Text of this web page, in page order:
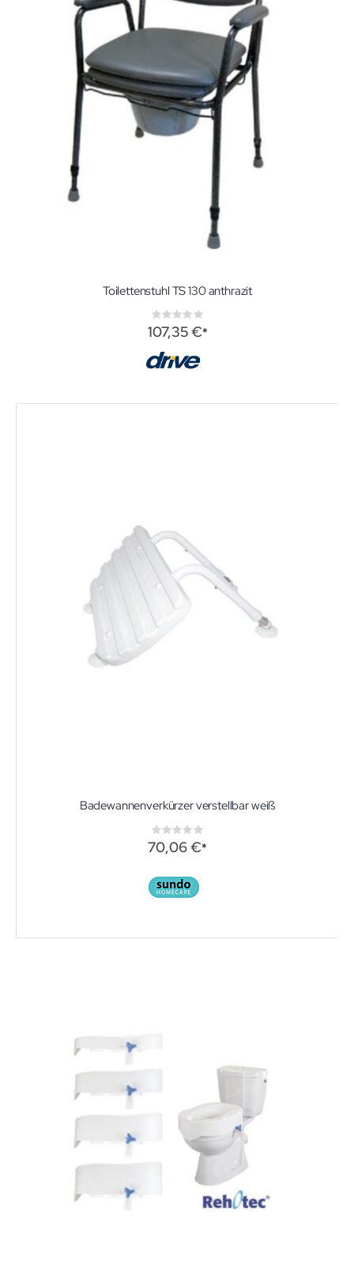
Toilettenstuhl TS 130 anthrazit
Rating:
0%
107,35 €
Badewannenverkürzer verstellbar weiß
Rating:
0%
70,06 €